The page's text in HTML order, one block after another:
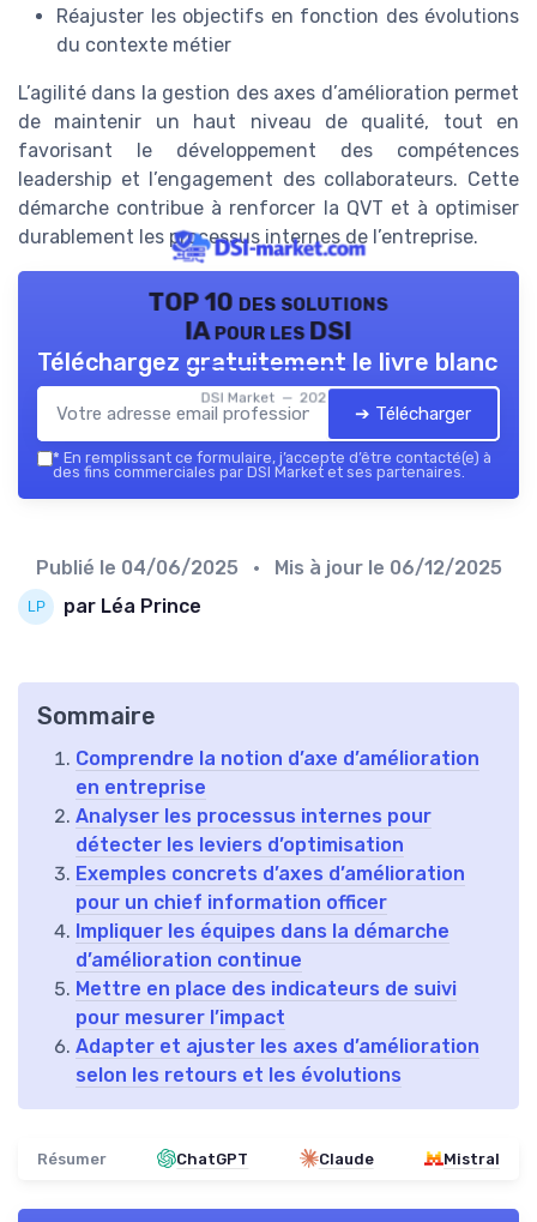
Réajuster les objectifs en fonction des évolutions
du contexte métier
L’agilité dans la gestion des axes d’amélioration permet
de maintenir un haut niveau de qualité, tout en
favorisant le développement des compétences
leadership et l’engagement des collaborateurs. Cette
démarche contribue à renforcer la QVT et à optimiser
durablement les processus internes de l’entreprise.
TOP 10 des solutions
IA pour les DSI
DSI Market — 2026
Téléchargez gratuitement le livre blanc
➔ Télécharger
* En remplissant ce formulaire, j’accepte d’être contacté(e) à
des fins commerciales par DSI Market et ses partenaires.
Publié le 04/06/2025 • Mis à jour le 06/12/2025
par Léa Prince
Sommaire
Comprendre la notion d’axe d’amélioration
en entreprise
Analyser les processus internes pour
détecter les leviers d’optimisation
Exemples concrets d’axes d’amélioration
pour un chief information officer
Impliquer les équipes dans la démarche
d’amélioration continue
Mettre en place des indicateurs de suivi
pour mesurer l’impact
Adapter et ajuster les axes d’amélioration
selon les retours et les évolutions
Résumer ChatGPT Claude Mistral